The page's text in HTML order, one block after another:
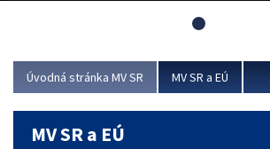
aj interiéru, kde vznikli nové učebne a
Viac
Úvodná stránka MV SR MV SR a EÚ
MV SR a EÚ